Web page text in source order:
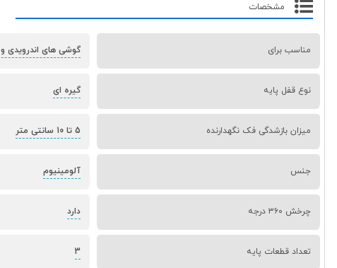
مشخصات
مناسب برای گوشی های اندرویدی و iOS
نوع قفل پایه گیره ای
میزان بازشدگی فک نگهدارنده 5 تا 10 سانتی متر
جنس آلومینیوم
چرخش ۳۶۰ درجه دارد
تعداد قطعات پایه 3